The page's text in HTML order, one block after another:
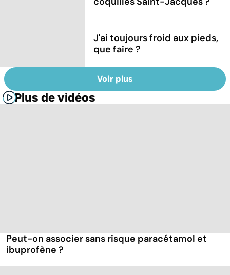
J'ai toujours froid aux pieds,
que faire ?
Voir plus
Plus de vidéos
Peut-on associer sans risque paracétamol et
ibuprofène ?